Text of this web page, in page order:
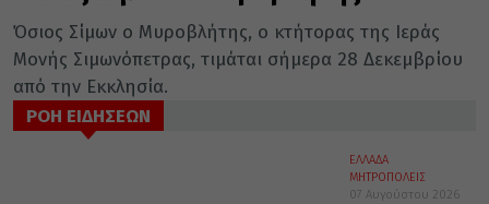
Όσιος Σίμων ο Μυροβλήτης, ο κτήτορας της Ιεράς
Μονής Σιμωνόπετρας, τιμάται σήμερα 28 Δεκεμβρίου
από την Εκκλησία.
ΡΟΗ ΕΙΔΗΣΕΩΝ
ΕΛΛΑΔΑ
ΜΗΤΡΟΠΟΛΕΙΣ
07 Αυγούστου 2026